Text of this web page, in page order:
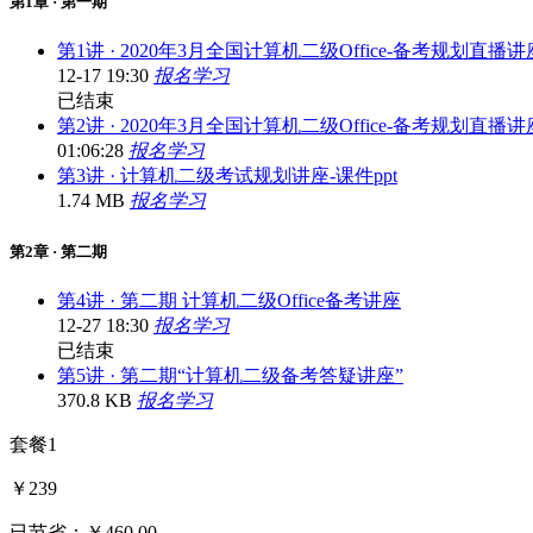
第1讲 · 2020年3月全国计算机二级Office-备考规划直播讲
12-17 19:30 报名学习
已结束
第2讲 · 2020年3月全国计算机二级Office-备考规划直播讲
01:06:28 报名学习
第3讲 · 计算机二级考试规划讲座-课件ppt
1.74 MB 报名学习
第2章 · 第二期
第4讲 · 第二期 计算机二级Office备考讲座
12-27 18:30 报名学习
已结束
第5讲 · 第二期“计算机二级备考答疑讲座”
370.8 KB 报名学习
套餐1
￥ 239